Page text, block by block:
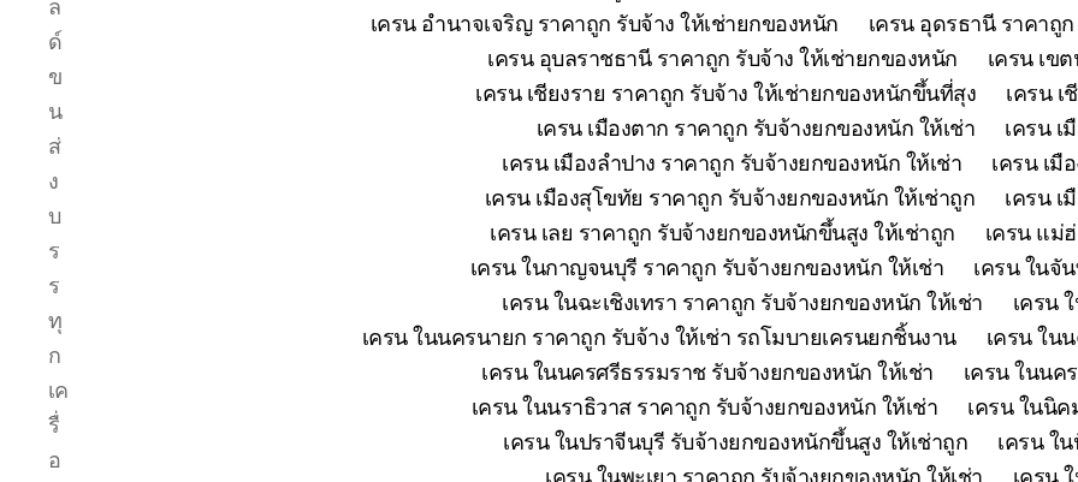
ล
ด์
ข
น
ส่
ง
บ
ร
ร
ทุ
ก
เค
รื่
อ
เครน อำนาจเจริญ ราคาถูก รับจ้าง ให้เช่ายกของหนัก
เครน อุดรธานี ราคาถู
เครน อุบลราชธานี ราคาถูก รับจ้าง ให้เช่ายกของหนัก
เครน เข
เครน เชียงราย ราคาถูก รับจ้าง ให้เช่ายกของหนักขึ้นที่สุง
เครน เ
เครน เมืองตาก ราคาถูก รับจ้างยกของหนัก ให้เช่า
เครน เ
เครน เมืองลำปาง ราคาถูก รับจ้างยกของหนัก ให้เช่า
เครน เมื
เครน เมืองสุโขทัย ราคาถูก รับจ้างยกของหนัก ให้เช่าถูก
เครน เ
เครน เลย ราคาถูก รับจ้างยกของหนักขึ้นสูง ให้เช่าถูก
เครน แม่
เครน ในกาญจนบุรี ราคาถูก รับจ้างยกของหนัก ให้เช่า
เครน ในจั
เครน ในฉะเชิงเทรา ราคาถูก รับจ้างยกของหนัก ให้เช่า
เครน
เครน ในนครนายก ราคาถูก รับจ้าง ให้เช่า รถโมบายเครนยกชิ้นงาน
เครน ใน
เครน ในนครศรีธรรมราช รับจ้างยกของหนัก ให้เช่า
เครน ในนค
เครน ในนราธิวาส ราคาถูก รับจ้างยกของหนัก ให้เช่า
เครน ในนิค
เครน ในปราจีนบุรี รับจ้างยกของหนักขึ้นสูง ให้เช่าถูก
เครน ใ
เครน ในพะเยา ราคาถูก รับจ้างยกของหนัก ให้เช่า
เครน